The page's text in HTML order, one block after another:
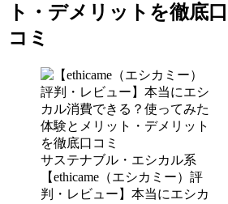
ト・デメリットを徹底口
コミ
サステナブル・エシカル系
【ethicame（エシカミー）評
判・レビュー】本当にエシカ